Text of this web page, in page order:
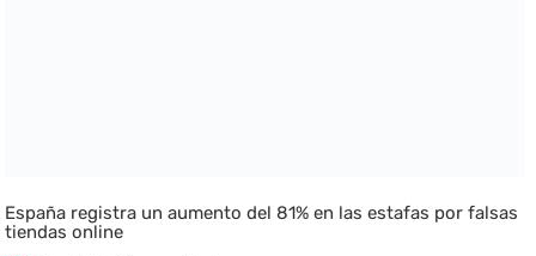
España registra un aumento del 81% en las estafas por falsas
tiendas online